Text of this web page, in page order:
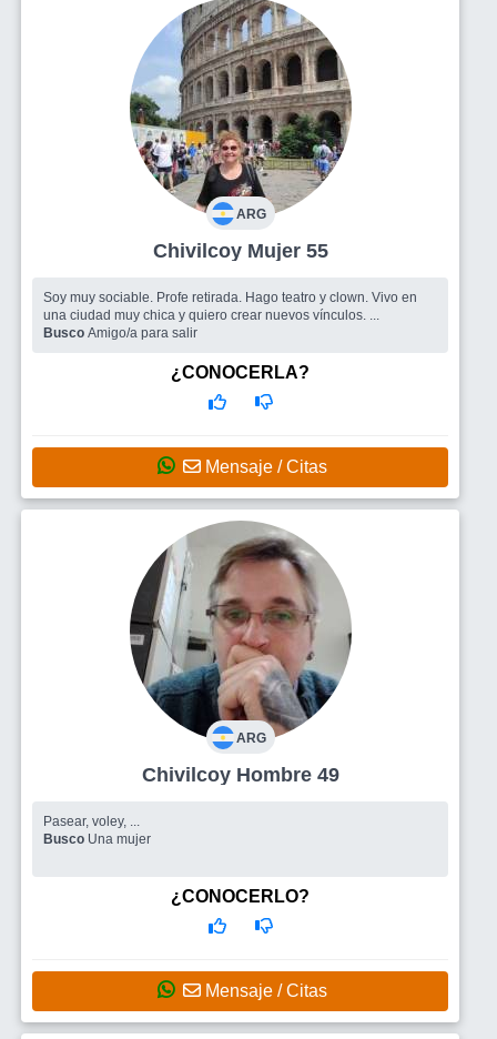
ARG
Chivilcoy Mujer 55
Soy muy sociable. Profe retirada. Hago teatro y clown. Vivo en
una ciudad muy chica y quiero crear nuevos vínculos. ...
Busco Amigo/a para salir
¿CONOCERLA?
Mensaje / Citas
ARG
Chivilcoy Hombre 49
Pasear, voley, ...
Busco Una mujer
¿CONOCERLO?
Mensaje / Citas